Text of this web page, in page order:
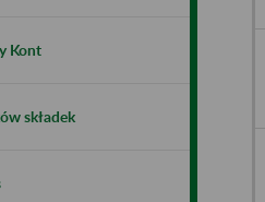
Kont
składek